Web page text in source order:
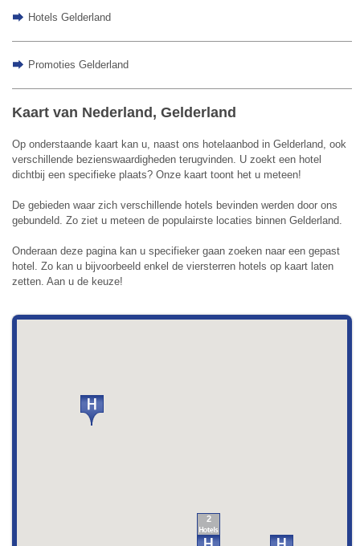
Hotels Gelderland
Promoties Gelderland
Kaart van Nederland, Gelderland
Op onderstaande kaart kan u, naast ons hotelaanbod in Gelderland, ook
verschillende bezienswaardigheden terugvinden. U zoekt een hotel
dichtbij een specifieke plaats? Onze kaart toont het u meteen!
De gebieden waar zich verschillende hotels bevinden werden door ons
gebundeld. Zo ziet u meteen de populairste locaties binnen Gelderland.
Onderaan deze pagina kan u specifieker gaan zoeken naar een gepast
hotel. Zo kan u bijvoorbeeld enkel de viersterren hotels op kaart laten
zetten. Aan u de keuze!
2